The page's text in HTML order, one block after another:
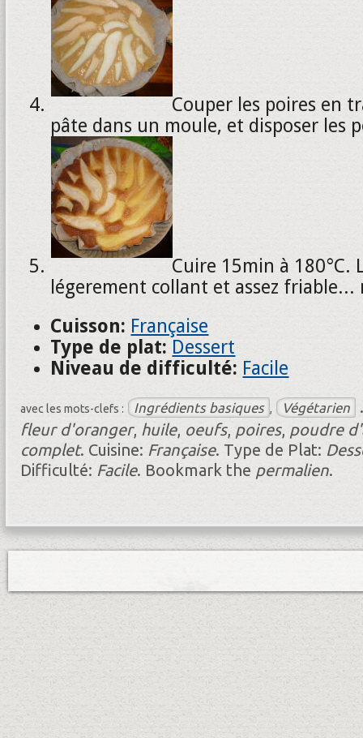
Couper les poires en
pâte dans un moule, et disposer les
Cuire 15min à 180°C.
légerement collant et assez friable...
Cuisson: Française
Type de plat: Dessert
Niveau de difficulté: Facile
avec les mots-clefs : Ingrédients basiques , Végétarien
fleur d'oranger, huile, oeufs, poires, poudre
complet. Cuisine: Française. Type de Plat:
Difficulté: Facile. Bookmark the permalien.